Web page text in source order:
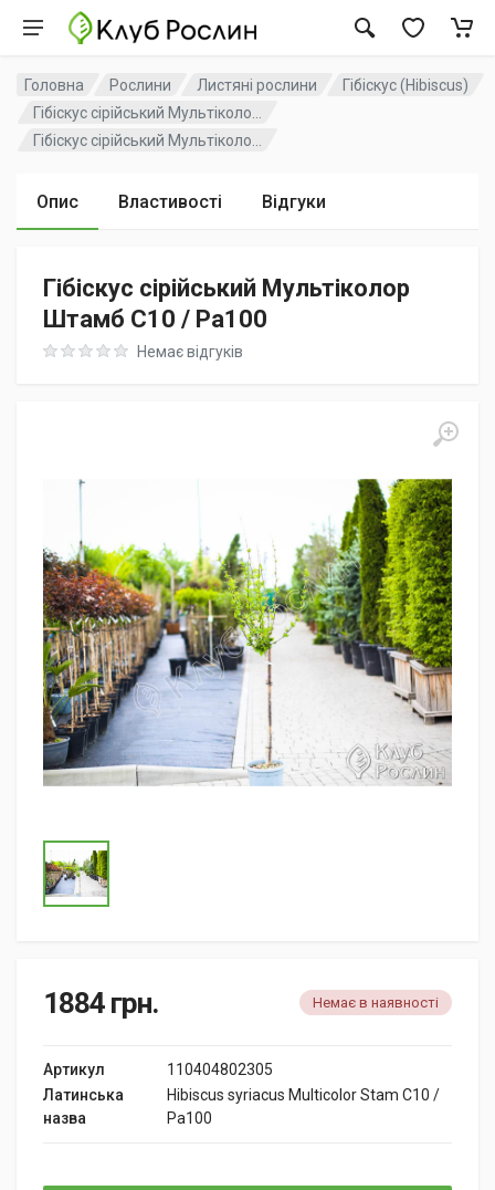
Головна Рослини Листяні рослини
Гібіскус (Hibiscus)
Гібіскус сірійський Мультіколо...
Гібіскус сірійський Мультіколо...
Опис Властивості Відгуки
Гібіскус сірійський Мультіколор
Штамб C10 / Pa100
Rating: 0 out of 5Немає відгуків
1884 грн. Немає в наявності
Артикул
110404802305
Латинська
назва
Hibiscus syriacus Multicolor Stam C10 /
Pa100